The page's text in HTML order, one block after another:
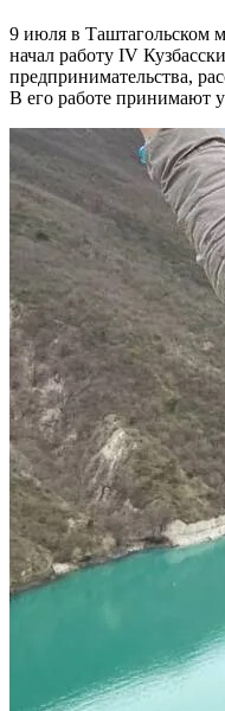
9 июля в Таштагольском
начал работу IV
предпринимательства,
В его работе принимают